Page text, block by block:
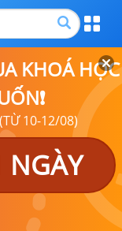
KHOÁ HỌC
10-12/08)
NGÀY